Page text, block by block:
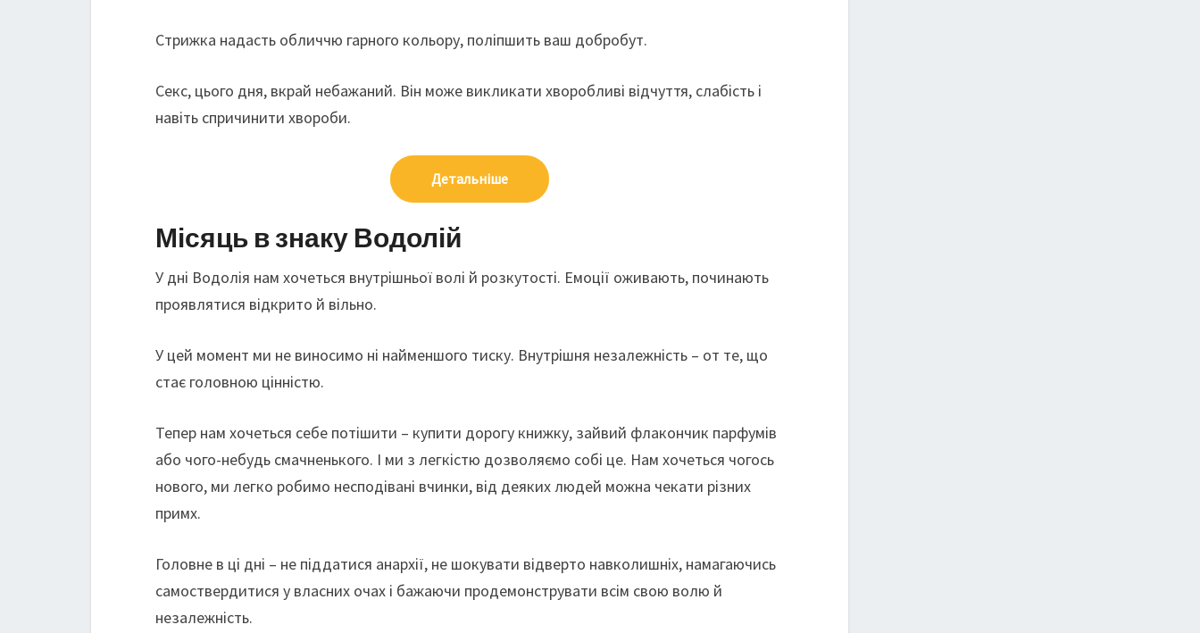
Cтрижка надасть обличчю гарного кольору, поліпшить ваш добробут.
Секс, цього дня, вкрай небажаний. Він може викликати хворобливі відчуття, слабість і
навіть спричинити хвороби.
Детальніше
Місяць в знаку Водолій
У дні Водолія нам хочеться внутрішньої волі й розкутості. Емоції оживають, починають
проявлятися відкрито й вільно.
У цей момент ми не виносимо ні найменшого тиску. Внутрішня незалежність – от те, що
стає головною цінністю.
Тепер нам хочеться себе потішити – купити дорогу книжку, зайвий флакончик парфумів
або чого-небудь смачненького. І ми з легкістю дозволяємо собі це. Нам хочеться чогось
нового, ми легко робимо несподівані вчинки, від деяких людей можна чекати різних
примх.
Головне в ці дні – не піддатися анархії, не шокувати відверто навколишніх, намагаючись
самоствердитися у власних очах і бажаючи продемонструвати всім свою волю й
незалежність.